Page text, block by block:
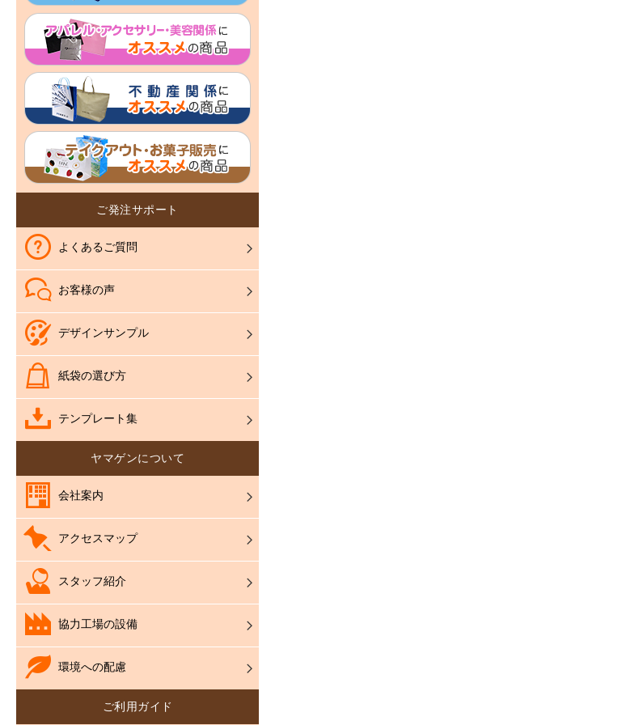
ご発注サポート
よくあるご質問
お客様の声
デザインサンプル
紙袋の選び方
テンプレート集
ヤマゲンについて
会社案内
アクセスマップ
スタッフ紹介
協力工場の設備
環境への配慮
ご利用ガイド